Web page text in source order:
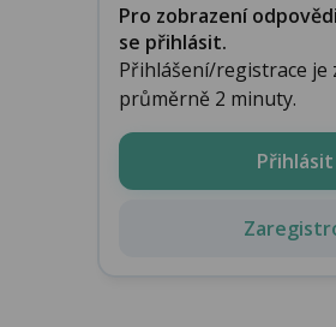
Pro zobrazení
se přihlásit.
Přihlášení/registrace je
průměrně 2 minuty.